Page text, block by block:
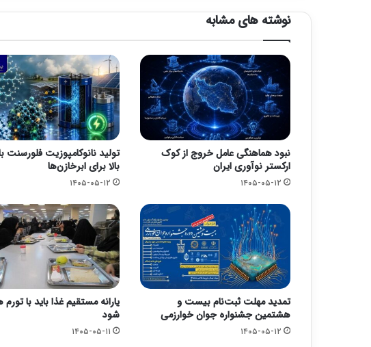
نوشته های مشابه
نبود هماهنگی عامل خروج از کوک
ارکستر نوآوری ایران
۱۴۰۵-۰۵-۱۲
تولید نانوکامپوزیت فلورسنت
بالا برای ابرخازن‌ها
۱۴۰۵-۰۵-۱۲
تمدید مهلت ثبت‌نام بیست و
هشتمین جشنواره جوان خوارزمی
۱۴۰۵-۰۵-۱۲
یارانه مستقیم غذا باید با
شود
۱۴۰۵-۰۵-۱۱